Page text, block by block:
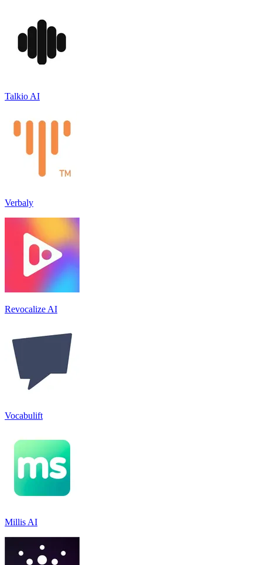
Talkio AI
Verbaly
Revocalize AI
Vocabulift
Millis AI